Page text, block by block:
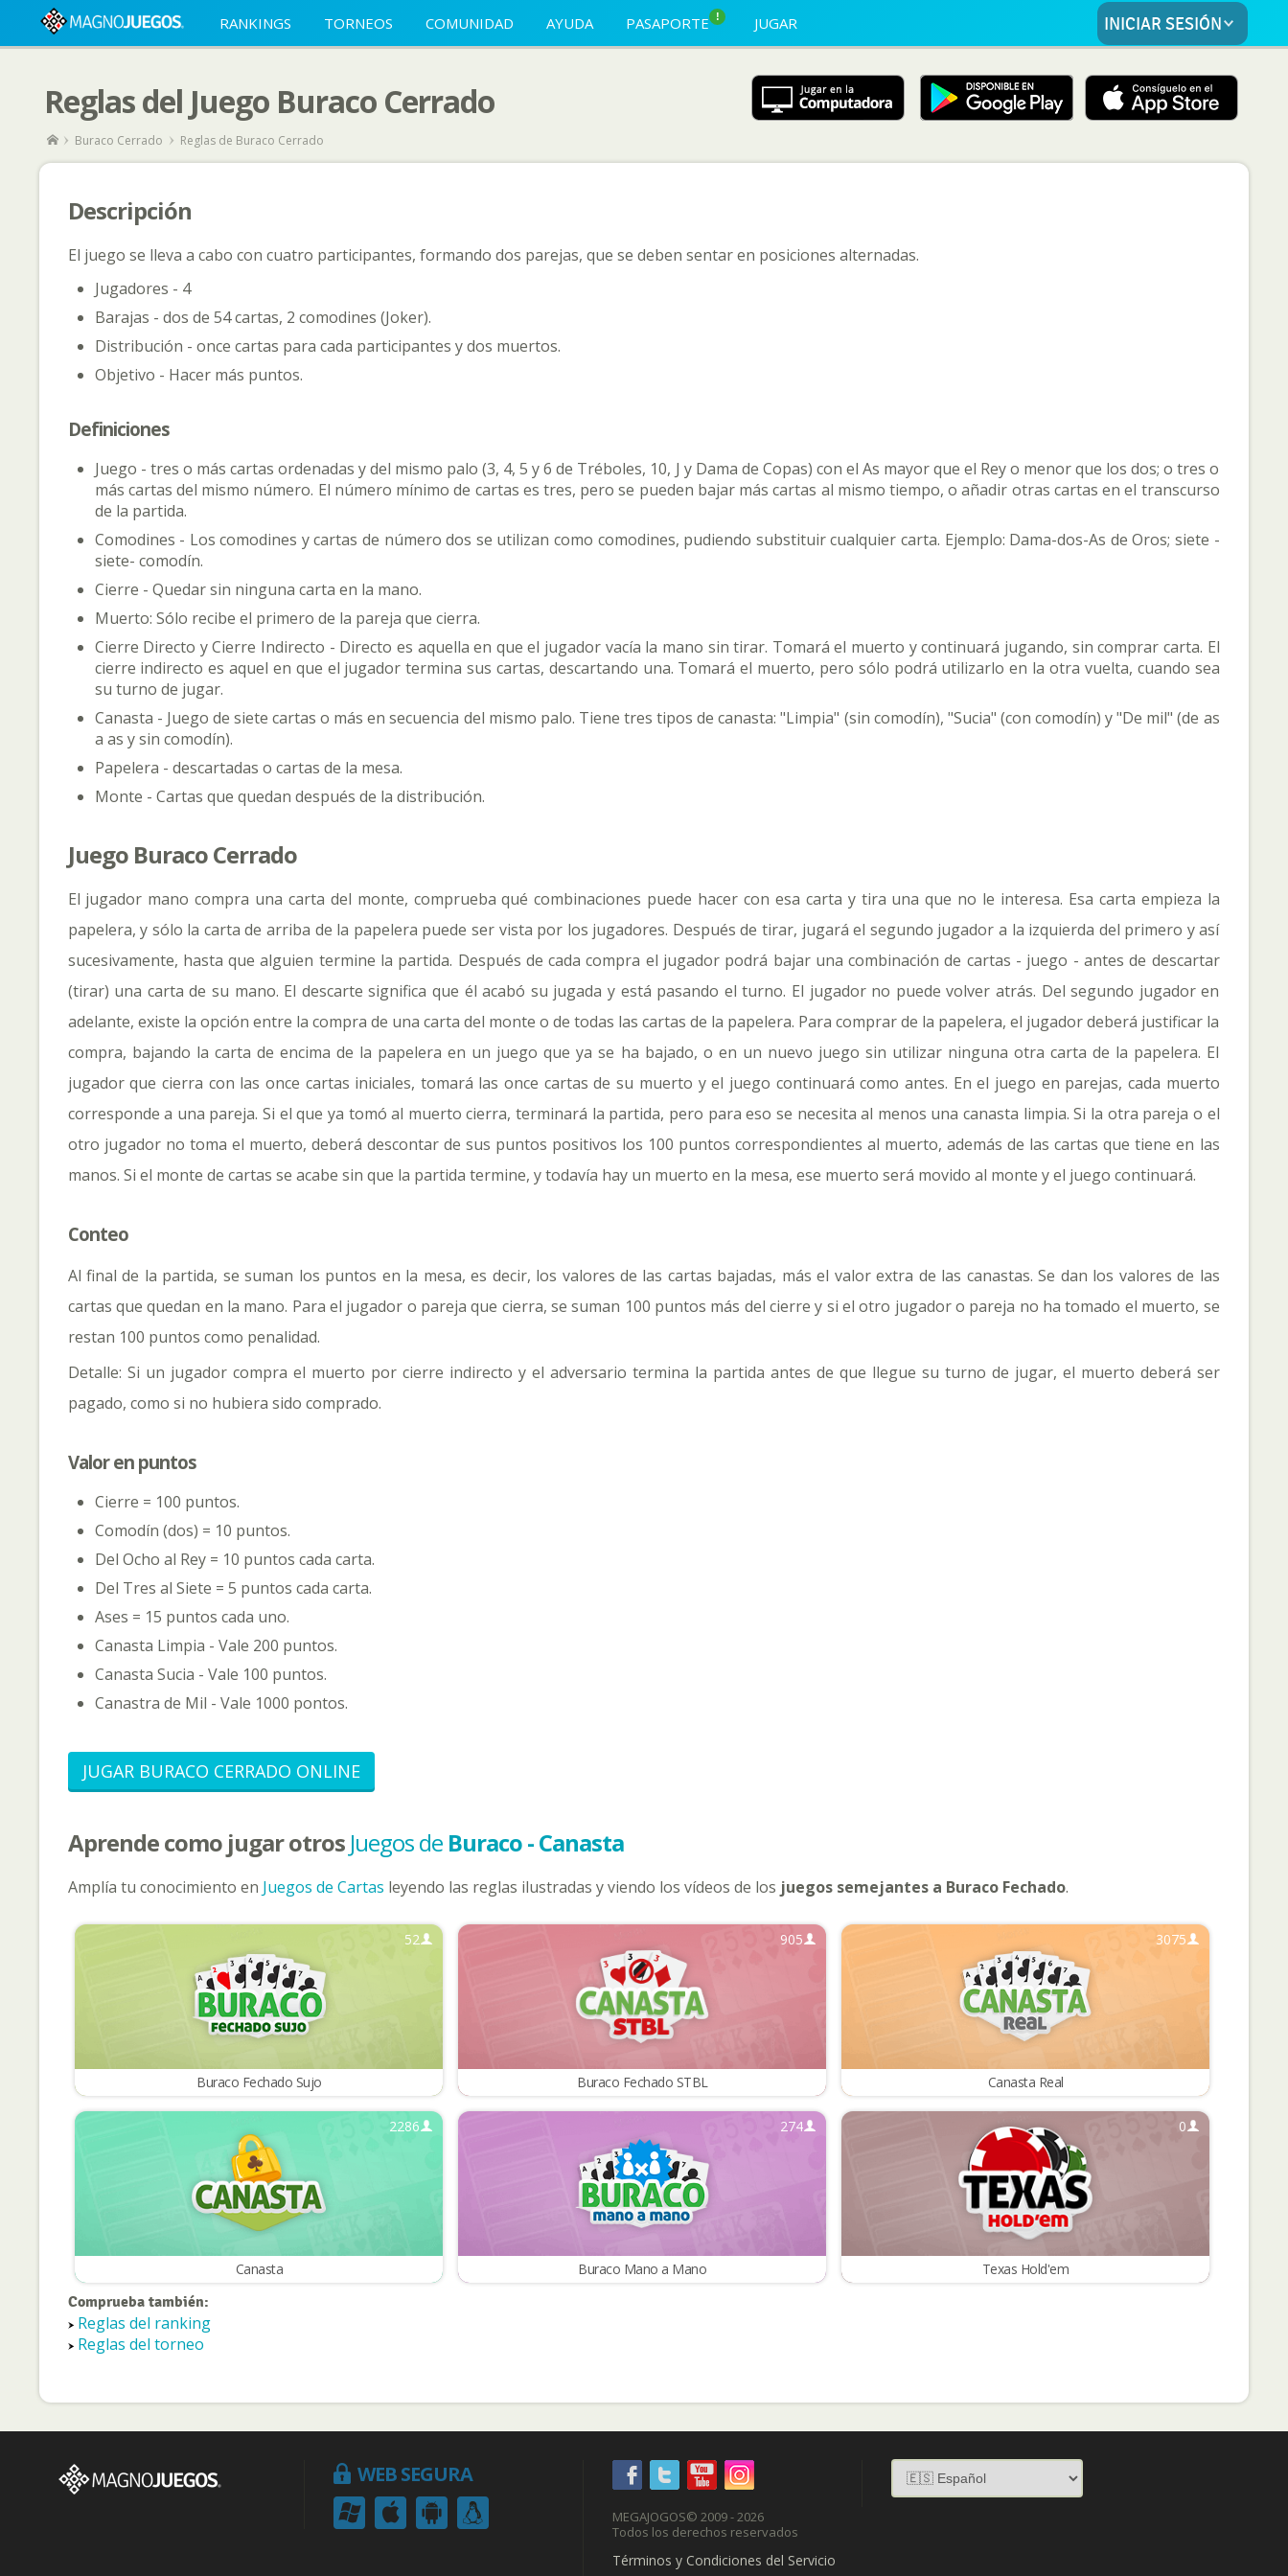
RANKINGS TORNEOS COMUNIDAD AYUDA PASAPORTE ! JUGAR INICIAR SESIÓN
Reglas del Juego Buraco Cerrado
Buraco Cerrado Reglas de Buraco Cerrado
Descripción
El juego se lleva a cabo con cuatro participantes, formando dos parejas, que se deben sentar en posiciones alternadas.
Jugadores - 4
Barajas - dos de 54 cartas, 2 comodines (Joker).
Distribución - once cartas para cada participantes y dos muertos.
Objetivo - Hacer más puntos.
Definiciones
Juego - tres o más cartas ordenadas y del mismo palo (3, 4, 5 y 6 de Tréboles, 10, J y Dama de Copas) con el As mayor que el Rey o menor que los dos; o tres o
más cartas del mismo número. El número mínimo de cartas es tres, pero se pueden bajar más cartas al mismo tiempo, o añadir otras cartas en el transcurso
de la partida.
Comodines - Los comodines y cartas de número dos se utilizan como comodines, pudiendo substituir cualquier carta. Ejemplo: Dama-dos-As de Oros; siete -
siete- comodín.
Cierre - Quedar sin ninguna carta en la mano.
Muerto: Sólo recibe el primero de la pareja que cierra.
Cierre Directo y Cierre Indirecto - Directo es aquella en que el jugador vacía la mano sin tirar. Tomará el muerto y continuará jugando, sin comprar carta. El
cierre indirecto es aquel en que el jugador termina sus cartas, descartando una. Tomará el muerto, pero sólo podrá utilizarlo en la otra vuelta, cuando sea
su turno de jugar.
Canasta - Juego de siete cartas o más en secuencia del mismo palo. Tiene tres tipos de canasta: "Limpia" (sin comodín), "Sucia" (con comodín) y "De mil" (de as
a as y sin comodín).
Papelera - descartadas o cartas de la mesa.
Monte - Cartas que quedan después de la distribución.
Juego Buraco Cerrado
El jugador mano compra una carta del monte, comprueba qué combinaciones puede hacer con esa carta y tira una que no le interesa. Esa carta empieza la
papelera, y sólo la carta de arriba de la papelera puede ser vista por los jugadores. Después de tirar, jugará el segundo jugador a la izquierda del primero y así
sucesivamente, hasta que alguien termine la partida. Después de cada compra el jugador podrá bajar una combinación de cartas - juego - antes de descartar
(tirar) una carta de su mano. El descarte significa que él acabó su jugada y está pasando el turno. El jugador no puede volver atrás. Del segundo jugador en
adelante, existe la opción entre la compra de una carta del monte o de todas las cartas de la papelera. Para comprar de la papelera, el jugador deberá justificar la
compra, bajando la carta de encima de la papelera en un juego que ya se ha bajado, o en un nuevo juego sin utilizar ninguna otra carta de la papelera. El
jugador que cierra con las once cartas iniciales, tomará las once cartas de su muerto y el juego continuará como antes. En el juego en parejas, cada muerto
corresponde a una pareja. Si el que ya tomó al muerto cierra, terminará la partida, pero para eso se necesita al menos una canasta limpia. Si la otra pareja o el
otro jugador no toma el muerto, deberá descontar de sus puntos positivos los 100 puntos correspondientes al muerto, además de las cartas que tiene en las
manos. Si el monte de cartas se acabe sin que la partida termine, y todavía hay un muerto en la mesa, ese muerto será movido al monte y el juego continuará.
Conteo
Al final de la partida, se suman los puntos en la mesa, es decir, los valores de las cartas bajadas, más el valor extra de las canastas. Se dan los valores de las
cartas que quedan en la mano. Para el jugador o pareja que cierra, se suman 100 puntos más del cierre y si el otro jugador o pareja no ha tomado el muerto, se
restan 100 puntos como penalidad.
Detalle: Si un jugador compra el muerto por cierre indirecto y el adversario termina la partida antes de que llegue su turno de jugar, el muerto deberá ser
pagado, como si no hubiera sido comprado.
Valor en puntos
Cierre = 100 puntos.
Comodín (dos) = 10 puntos.
Del Ocho al Rey = 10 puntos cada carta.
Del Tres al Siete = 5 puntos cada carta.
Ases = 15 puntos cada uno.
Canasta Limpia - Vale 200 puntos.
Canasta Sucia - Vale 100 puntos.
Canastra de Mil - Vale 1000 pontos.
JUGAR BURACO CERRADO ONLINE
Aprende como jugar otros Juegos de Buraco - Canasta
Amplía tu conocimiento en Juegos de Cartas leyendo las reglas ilustradas y viendo los vídeos de los juegos semejantes a Buraco Fechado.
52
Buraco Fechado Sujo
905
Buraco Fechado STBL
3075
Canasta Real
2286
Canasta
274
Buraco Mano a Mano
0
Texas Hold'em
Comprueba también:
Reglas del ranking
Reglas del torneo
WEB SEGURA
MEGAJOGOS© 2009 - 2026
Todos los derechos reservados
Términos y Condiciones del Servicio